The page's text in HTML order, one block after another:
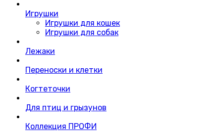
Игрушки
Игрушки для кошек
Игрушки для собак
Лежаки
Переноски и клетки
Когтеточки
Для птиц и грызунов
Коллекция ПРОФИ